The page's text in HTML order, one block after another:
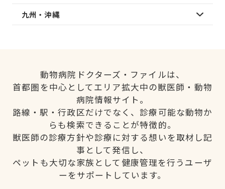
九州・沖縄
動物病院ドクターズ・ファイルは、
首都圏を中心としてエリア拡大中の獣医師・動物
病院情報サイト。
路線・駅・行政区だけでなく、診療可能な動物か
らも検索できることが特徴的。
獣医師の診療方針や診療に対する想いを取材し記
事として発信し、
ペットも大切な家族として健康管理を行うユーザ
ーをサポートしています。